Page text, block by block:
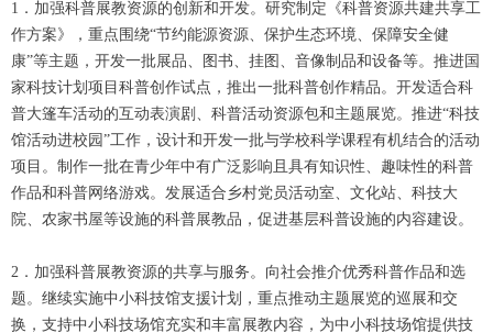
1．加强科普展教资源的创新和开发。研究制定《科普资源共建共享工
作方案》，重点围绕“节约能源资源、保护生态环境、保障安全健
康”等主题，开发一批展品、图书、挂图、音像制品和设备等。推进国
家科技计划项目科普创作试点，推出一批科普创作精品。开发适合科
普大篷车活动的互动表演剧、科普活动资源包和主题展览。推进“科技
馆活动进校园”工作，设计和开发一批与学校科学课程有机结合的活动
项目。制作一批在青少年中有广泛影响且具有知识性、趣味性的科普
作品和科普网络游戏。发展适合乡村党员活动室、文化站、科技大
院、农家书屋等设施的科普展教品，促进基层科普设施的内容建设。
2．加强科普展教资源的共享与服务。向社会推介优秀科普作品和选
题。继续实施中小科技馆支援计划，重点推动主题展览的巡展和交
换，支持中小科技场馆充实和丰富展教内容，为中小科技场馆提供技